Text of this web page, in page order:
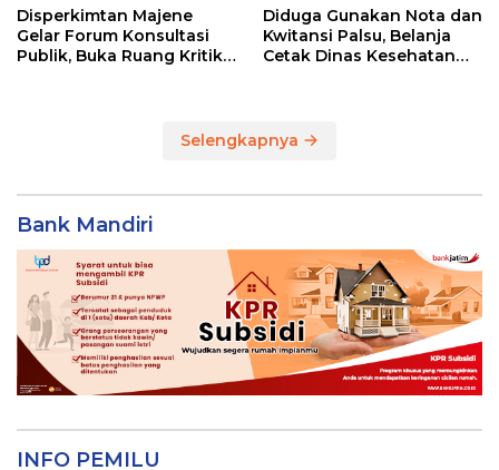
Disperkimtan Majene
Gelar Forum Konsultasi
Publik, Buka Ruang Kritik
Diduga Gunakan Nota dan
Kwitansi Palsu, Belanja
Cetak Dinas Kesehatan
Selengkapnya
Bank Mandiri
INFO PEMILU